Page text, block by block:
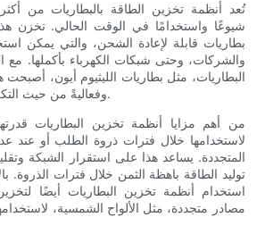
تُعد أنظمة تخزين الطاقة بالبطاريات من
شيوعًا واستخدامًا في الوقت الحالي. تخزن
بطاريات قابلة لإعادة الشحن، والتي يمكن
والشركات، وحتى شبكات الكهرباء بأكملها. مع
البطاريات، مثل بطاريات الليثيوم أيون، أصبحت
وفعاليةً من حيث التكلفة من أي وقت مضى.
من أهم مزايا أنظمة تخزين البطاريات
لاستخدامها خلال فترات ذروة الطلب أو عند
المتجددة. يساعد هذا على استقرار الشبكة
توليد الطاقة باهظة الثمن خلال فترات الذروة.
استخدام أنظمة تخزين البطاريات أيضًا
مصادر متجددة، مثل الألواح الشمسية،